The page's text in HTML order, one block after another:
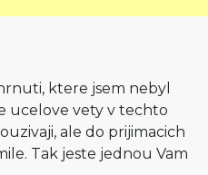
ktere jsem nebyl
ucelove vety v techto
ale do prijimacich
Tak jeste jednou Vam